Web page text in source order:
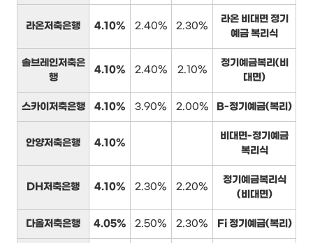
라온저축은행 4.10% 2.40% 2.30%
라온 비대면 정기
예금 복리식
솔브레인저축은
행
4.10% 2.40% 2.10%
정기예금복리(비
대면)
스카이저축은행 4.10% 3.90% 2.00% B-정기예금(복리)
안양저축은행 4.10%
비대면-정기예금
복리식
DH저축은행 4.10% 2.30% 2.20%
정기예금복리식
(비대면)
다올저축은행 4.05% 2.50% 2.30% Fi 정기예금(복리)